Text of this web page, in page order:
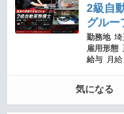
2級自
グルー
勤務地 埼
雇用形態
給与
月
気になる